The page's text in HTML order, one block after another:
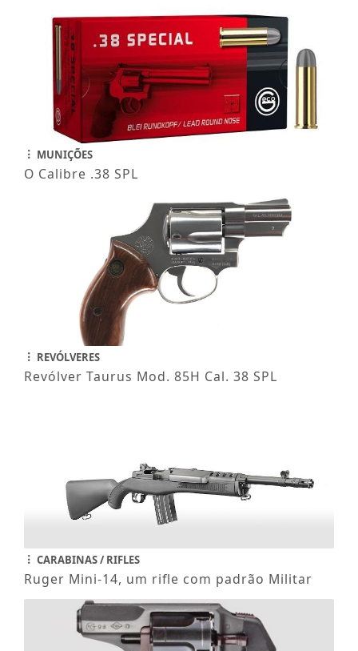
MUNIÇÕES
O Calibre .38 SPL
REVÓLVERES
Revólver Taurus Mod. 85H Cal. 38 SPL
CARABINAS / RIFLES
Ruger Mini-14, um rifle com padrão Militar